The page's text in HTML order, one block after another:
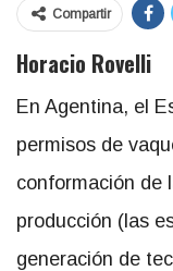
Compartir
Horacio Rovelli
En Agentina, el
permisos de
conformación de
producción (las
generación de